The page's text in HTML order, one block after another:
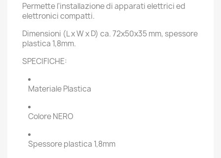
Permette l'installazione di apparati elettrici ed
elettronici compatti.
Dimensioni (L x W x D) ca. 72x50x35 mm, spessore
plastica 1,8mm.
SPECIFICHE:
Materiale Plastica
Colore NERO
Spessore plastica 1,8mm